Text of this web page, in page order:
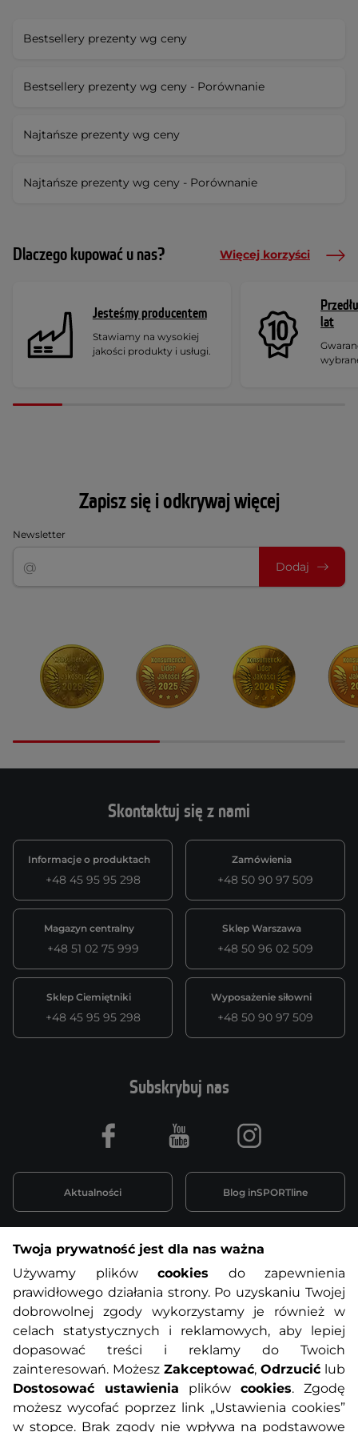
Bestsellery prezenty wg ceny
Bestsellery prezenty wg ceny - Porównanie
Najtańsze prezenty wg ceny
Najtańsze prezenty wg ceny - Porównanie
Dlaczego kupować u nas? Więcej korzyści
Jesteśmy producentem
Stawiamy na wysokiej
jakości produkty i usługi.
lat
Zapisz się i odkrywaj więcej
Newsletter
Dodaj
Skontaktuj się z nami
Informacje o produktach
+48 45 95 95 298
Zamówienia
+48 50 90 97 509
Magazyn centralny
+48 51 02 75 999
Sklep Warszawa
+48 50 96 02 509
Sklep Ciemiętniki
+48 45 95 95 298
Wyposażenie siłowni
+48 50 90 97 509
Informacje o zakupach
O nas Regulamin sklepu
Polityka prywatności Koszty przesyłek
Metody płatności Program lojalnościowy
Subskrybuj nas
Aktualności Blog inSPORTline
Facebook Youtube Instagram
Twoja prywatność jest dla nas ważna
Używamy plików cookies do zapewnienia
prawidłowego działania strony. Po uzyskaniu Twojej
dobrowolnej zgody wykorzystamy je również w
celach statystycznych i reklamowych, aby lepiej
dopasować treści i reklamy do Twoich
zainteresowań. Możesz Zakceptować, Odrzucić lub
Dostosować ustawienia plików cookies. Zgodę
możesz wycofać poprzez link „Ustawienia cookies”
w stopce. Brak zgody nie wpływa na podstawowe